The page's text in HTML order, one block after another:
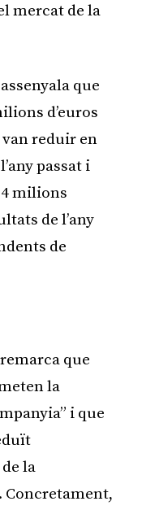
mercat de la
que
d’euros
reduir en
passat i
milions
de l’any
de
que
la
i que
la